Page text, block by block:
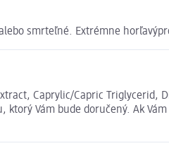
smrteľné. Extrémne
Caprylic/Capric
Vám bude doručený. Ak